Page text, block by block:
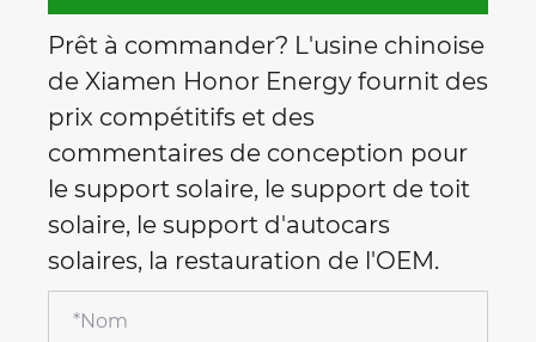
Prêt à commander? L'usine chinoise
de Xiamen Honor Energy fournit des
prix compétitifs et des
commentaires de conception pour
le support solaire, le support de toit
solaire, le support d'autocars
solaires, la restauration de l'OEM.